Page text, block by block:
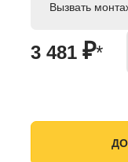
3 481 ₽*
Вызвать